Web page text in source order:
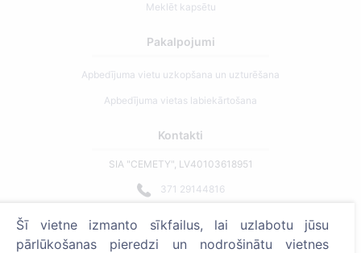
Meklēt kapsētu
Pakalpojumi
Apbedījuma vietu uzkopšana un uzturēšana
Apbedījuma vietas labiekārtošana
Kontakti
SIA "CEMETY", LV40103618951
371 29144816
Strādājam visā Latvijā!
Šī vietne izmanto sīkfailus, lai uzlabotu jūsu
pārlūkošanas pieredzi un nodrošinātu vietnes